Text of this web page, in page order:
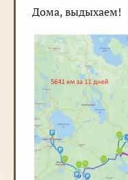
Дома, выдыхаем!